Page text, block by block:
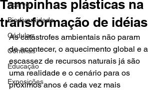
Acervo
Biodiversidade
Cédulas
Conchas
Educação
Exposições
Tampinhas plásticas na
transformação de idéias
As catástrofes ambientais não param
de acontecer, o aquecimento global e a
escassez de recursos naturais já são
uma realidade e o cenário para os
próximos anos é cada vez mais